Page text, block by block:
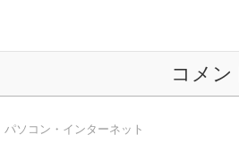
コメン
パソコン・インターネット